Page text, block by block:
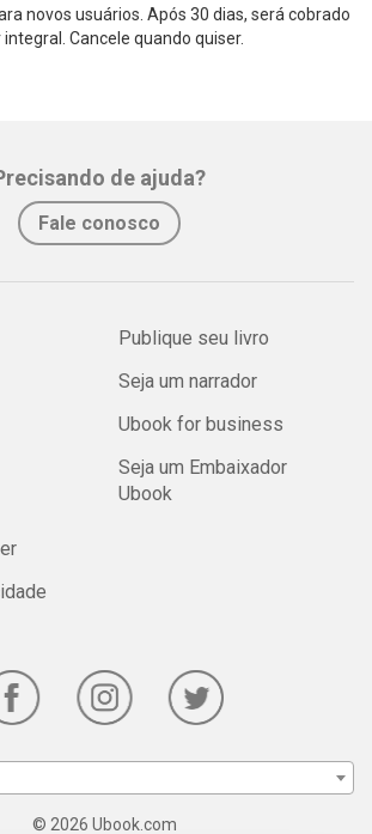
novos usuários. Após 30 dias, será cobrado
integral. Cancele quando quiser.
de ajuda?
Fale conosco
Publique seu livro
Seja um narrador
Ubook for business
Seja um Embaixador
Ubook
© 2026 Ubook.com